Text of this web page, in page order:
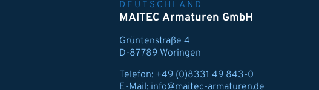
DEUTSCHLAND
MAITEC Armaturen GmbH
Grüntenstraße 4
D-87789 Woringen
Telefon: +49 (0)8331 49 843-0
E-Mail: info@maitec-armaturen.de